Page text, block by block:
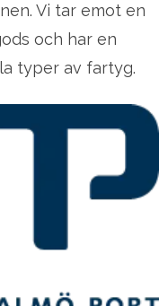
Vi tar emot en
och har en
typer av fartyg.